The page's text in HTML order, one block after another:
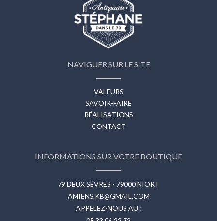
NAVIGUER SUR LE SITE
VALEURS
SAVOIR-FAIRE
RÉALISATIONS
CONTACT
INFORMATIONS SUR VOTRE BOUTIQUE
79 DEUX SÈVRES - 79000 NIORT
AMIENS.KB@GMAIL.COM
APPELEZ-NOUS AU :